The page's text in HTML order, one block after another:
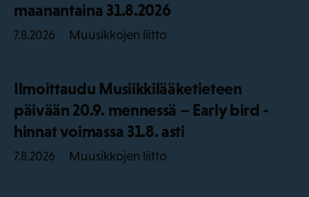
maanantaina 31.8.2026
7.8.2026 Muusikkojen liitto
Ilmoittaudu Musiikkilääketieteen
päivään 20.9. mennessä – Early bird -
hinnat voimassa 31.8. asti
7.8.2026 Muusikkojen liitto